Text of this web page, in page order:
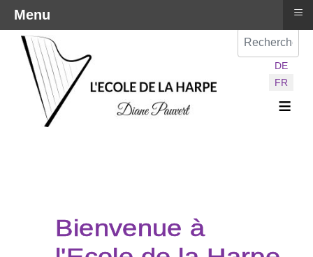
Sélectionnez
DE
FR
≡
Menu ≡